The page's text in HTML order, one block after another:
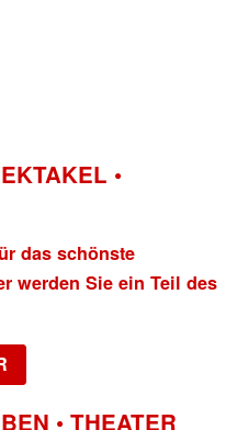
•
das schönste
werden Sie ein Teil des
• THEATER